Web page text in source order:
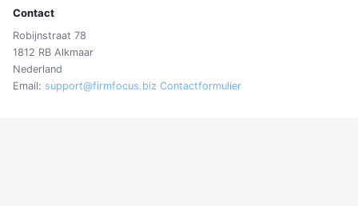
Contact
Robijnstraat 78
1812 RB Alkmaar
Nederland
Email: support@firmfocus.biz Contactformulier